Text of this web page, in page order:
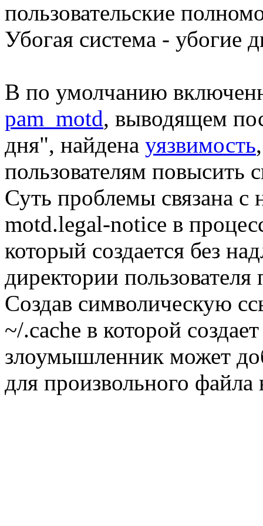
пользовательские
Убогая система - убогие
В по умолчанию
pam_motd, выводящем
дня", найдена уязвимость
пользователям повысить
Суть проблемы связана с
motd.legal-notice в
который создается без
директории
Создав символическую
~/.cache в которой
злоумышленник может
для произвольного файла